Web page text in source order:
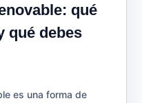
qué
qué debes
es una forma de